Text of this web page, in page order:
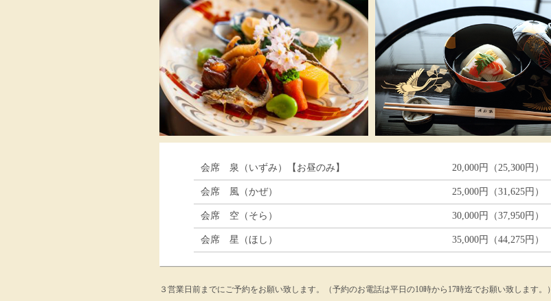
会席 泉（いずみ）【お昼のみ】 20,000円（25,300円）
会席 風（かぜ） 25,000円（31,625円）
会席 空（そら） 30,000円（37,950円）
会席 星（ほし） 35,000円（44,275円）
３営業日前までにご予約をお願い致します。（予約のお電話は平日の10時から17時迄でお願い致します。）